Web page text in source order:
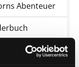
Abenteuer
bin der kleine